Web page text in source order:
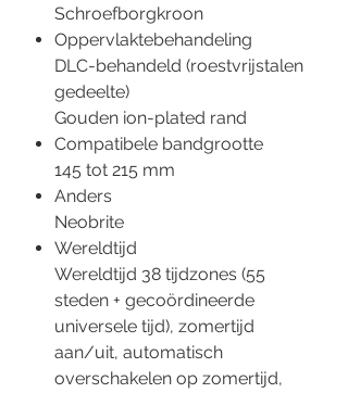
Schroefborgkroon
Oppervlaktebehandeling
DLC-behandeld (roestvrijstalen
gedeelte)
Gouden ion-plated rand
Compatibele bandgrootte
145 tot 215 mm
Anders
Neobrite
Wereldtijd
Wereldtijd 38 tijdzones (55
steden + gecoördineerde
universele tijd), zomertijd
aan/uit, automatisch
overschakelen op zomertijd,